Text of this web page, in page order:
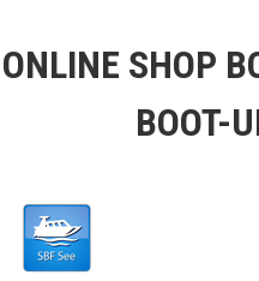
ONLINE SHOP
BOOT-
Startseite
Shop